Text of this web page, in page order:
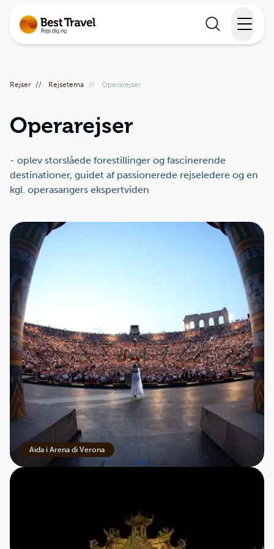
Rejsekalender
Inspiration
Information
Rejser // Rejsetema // Operarejser
Operarejser
- oplev storslåede forestillinger og fascinerende
destinationer, guidet af passionerede rejseledere og en
kgl. operasangers ekspertviden
Aida i Arena di Verona
Opera er fantastisk og dragende. Det samme kan
siges om destinationer, hvor du endnu ikke har